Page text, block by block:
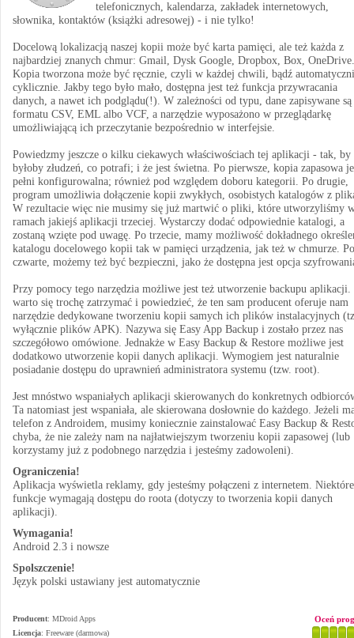
telefonicznych, kalendarza, zakładek internetowych,
słownika, kontaktów (książki adresowej) - i nie tylko!
Docelową lokalizacją naszej kopii może być karta pamięci, ale też każda z
najbardziej znanych chmur: Gmail, Dysk Google, Dropbox, Box, OneDrive.
Kopia tworzona może być ręcznie, czyli w każdej chwili, bądź
cyklicznie. Jakby tego było mało, dostępna jest też funkcja przywracania
danych, a nawet ich podglądu(!). W zależności od typu, dane zapisywane są
formatu CSV, EML albo VCF, a narzędzie wyposażono w przeglądarkę
umożliwiającą ich przeczytanie bezpośrednio w interfejsie.
Powiedzmy jeszcze o kilku ciekawych właściwościach tej aplikacji - tak, by
byłoby złudzeń, co potrafi; i że jest świetna. Po pierwsze, kopia zapasowa
pełni konfigurowalna; również pod względem doboru kategorii. Po drugie,
program umożliwia dołączenie kopii zwykłych, osobistych katalogów z
W rezultacie więc nie musimy się już martwić o pliki, które utworzyliśmy
ramach jakiejś aplikacji trzeciej. Wystarczy dodać odpowiednie katalogi, a
zostaną wzięte pod uwagę. Po trzecie, mamy możliwość dokładnego
katalogu docelowego kopii tak w pamięci urządzenia, jak też w chmurze. Po
czwarte, możemy też być bezpieczni, jako że dostępna jest opcja
Przy pomocy tego narzędzia możliwe jest też utworzenie backupu aplikacji.
warto się trochę zatrzymać i powiedzieć, że ten sam producent oferuje nam
narzędzie dedykowane tworzeniu kopii samych ich plików instalacyjnych
wyłącznie plików APK). Nazywa się Easy App Backup i zostało przez nas
szczegółowo omówione. Jednakże w Easy Backup & Restore możliwe jest
dodatkowo utworzenie kopii danych aplikacji. Wymogiem jest naturalnie
posiadanie dostępu do uprawnień administratora systemu (tzw. root).
Jest mnóstwo wspaniałych aplikacji skierowanych do konkretnych
Ta natomiast jest wspaniała, ale skierowana dosłownie do każdego. Jeżeli
telefon z Androidem, musimy koniecznie zainstalować Easy Backup &
chyba, że nie zależy nam na najłatwiejszym tworzeniu kopii zapasowej (lub
korzystamy już z podobnego narzędzia i jesteśmy zadowoleni).
Ograniczenia!
Aplikacja wyświetla reklamy, gdy jesteśmy połączeni z internetem. Niektóre
funkcje wymagają dostępu do roota (dotyczy to tworzenia kopii danych
aplikacji).
Wymagania!
Android 2.3 i nowsze
Spolszczenie!
Język polski ustawiany jest automatycznie
Producent: MDroid Apps
Licencja: Freeware (darmowa)
Oceń